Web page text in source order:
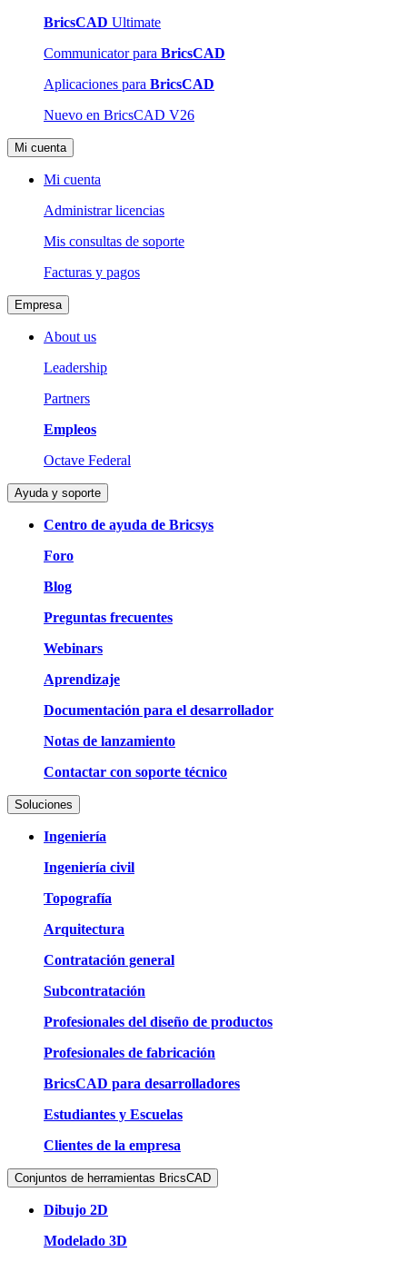
BricsCAD Ultimate
Communicator para BricsCAD
Aplicaciones para BricsCAD
Nuevo en BricsCAD V26
Mi cuenta
Mi cuenta
Administrar licencias
Mis consultas de soporte
Facturas y pagos
Empresa
About us
Leadership
Partners
Empleos
Octave Federal
Ayuda y soporte
Centro de ayuda de Bricsys
Foro
Blog
Preguntas frecuentes
Webinars
Aprendizaje
Documentación para el desarrollador
Notas de lanzamiento
Contactar con soporte técnico
Soluciones
Ingeniería
Ingeniería civil
Topografía
Arquitectura
Contratación general
Subcontratación
Profesionales del diseño de productos
Profesionales de fabricación
BricsCAD para desarrolladores
Estudiantes y Escuelas
Clientes de la empresa
Conjuntos de herramientas BricsCAD
Dibujo 2D
Modelado 3D